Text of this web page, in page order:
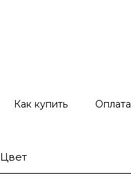
Как купить Оплата
Цвет